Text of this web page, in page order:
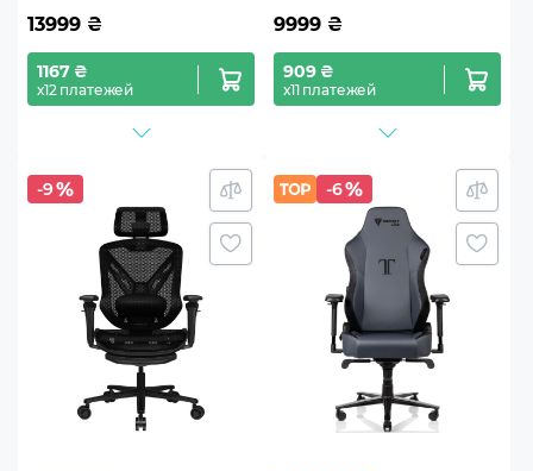
13999 ₴
1167 ₴
х12 платежей
9999 ₴
909 ₴
х11 платежей
-9 -6